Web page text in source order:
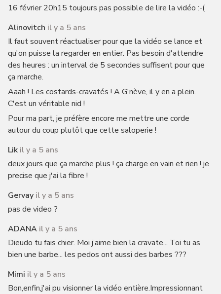
16 février 20h15 toujours pas possible de lire la vidéo :-(
Alinovitch il y a 5 ans
Il faut souvent réactualiser pour que la vidéo se lance et
qu'on puisse la regarder en entier. Pas besoin d'attendre
des heures : un interval de 5 secondes suffisent pour que
ça marche.
Aaah ! Les costards-cravatés ! A G'nève, il y en a plein.
C'est un véritable nid !
Pour ma part, je préfère encore me mettre une corde
autour du coup plutôt que cette saloperie !
Lik il y a 5 ans
deux jours que ça marche plus ! ça charge en vain et rien ! je
precise que j'ai la fibre !
Gervay il y a 5 ans
pas de video ?
ADANA il y a 5 ans
Dieudo tu fais chier. Moi j’aime bien la cravate... Toi tu as
bien une barbe... les pedos ont aussi des barbes ???
Mimi il y a 5 ans
Bon,enfin,j'ai pu visionner la vidéo entière.Impressionnant